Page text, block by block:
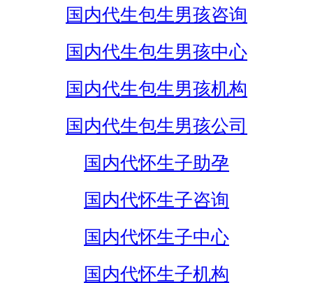
国内代生包生男孩咨询
国内代生包生男孩中心
国内代生包生男孩机构
国内代生包生男孩公司
国内代怀生子助孕
国内代怀生子咨询
国内代怀生子中心
国内代怀生子机构